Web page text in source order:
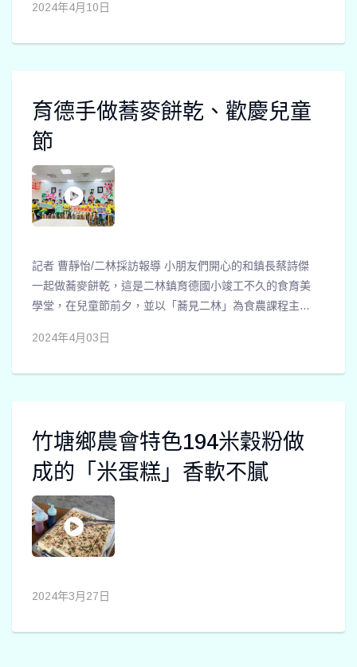
2024年4月10日
育德手做蕎麥餅乾、歡慶兒童
節
記者 曹靜怡/二林採訪報導 小朋友們開心的和鎮長蔡詩傑
一起做蕎麥餅乾，這是二林鎮育德國小竣工不久的食育美
學堂，在兒童節前夕，並以「蕎見二林」為食農課程主
美人花彩繪做基底，懸掛學生藝術創作，的食育美學堂，
2024年4月03日
竹塘鄉農會特色194米穀粉做
成的「米蛋糕」香軟不膩
2024年3月27日